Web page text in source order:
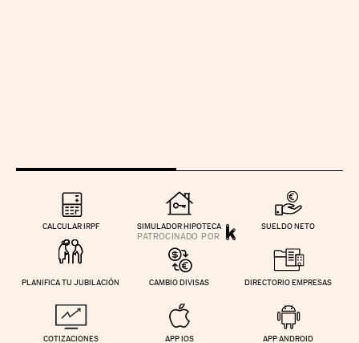
CALCULAR IRPF SIMULADOR HIPOTECA SUELDO NETO
PLANIFICA TU JUBILACIÓN CAMBIO DIVISAS DIRECTORIO EMPRESAS
COTIZACIONES APP IOS APP ANDROID